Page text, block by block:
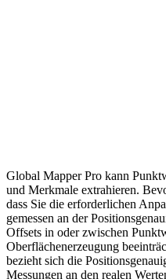
Global Mapper Pro kann
und Merkmale extrahieren.
dass Sie die erforderlichen
gemessen an der
Offsets in oder zwischen
Oberflächenerzeugung
bezieht sich die
Messungen an den realen